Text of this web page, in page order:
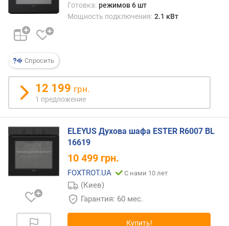
м
е
р
т
у
р
а
(
°
C
)
а
с
м
Спросить
Готовка: режимов 6 шт
Мощность подключения: 2.1 кВт
12 199 грн.
1 предложение
ELEYUS Духова шафа ESTER R6007 BL
16619
10 499 грн.
FOXTROT.UA С нами 10 лет
(Киев)
Гарантия: 60 мес.
Купить!